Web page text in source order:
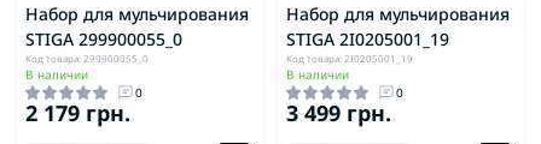
Набор для мульчирования
STIGA 299900055_0
Код товара: 299900055_0
В наличии
0
2 179 грн.
Набор для мульчирования
STIGA 2I0205001_19
Код товара: 2I0205001_19
В наличии
0
3 499 грн.